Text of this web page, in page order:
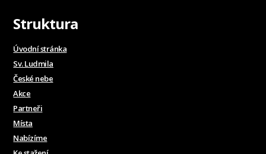
Struktura
Úvodní stránka
Sv. Ludmila
České nebe
Akce
Partneři
Místa
Nabízíme